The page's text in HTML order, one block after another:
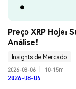
Preço XRP Hoje:
Análise!
Insights de Mercado
2026-08-06
10-15m
2026-08-06